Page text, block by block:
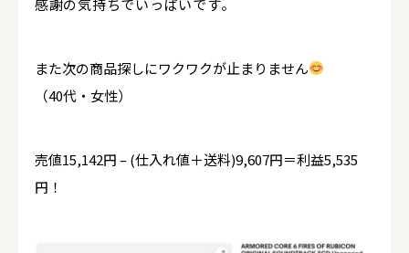
また次の商品探しにワクワクが止まりません
（40代・女性）
売値15,142円 – (仕入れ値＋送料)9,607円＝利益5,535
円！